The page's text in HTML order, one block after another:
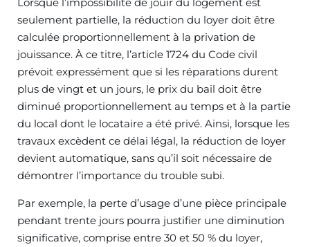
seulement partielle, la réduction du loyer doit être
calculée proportionnellement à la privation de
jouissance. À ce titre, l’article 1724 du Code civil
prévoit expressément que si les réparations durent
plus de vingt et un jours, le prix du bail doit être
diminué proportionnellement au temps et à la partie
du local dont le locataire a été privé. Ainsi, lorsque les
travaux excèdent ce délai légal, la réduction de loyer
devient automatique, sans qu’il soit nécessaire de
démontrer l’importance du trouble subi.
Par exemple, la perte d’usage d’une pièce principale
pendant trente jours pourra justifier une diminution
significative, comprise entre 30 et 50 % du loyer,